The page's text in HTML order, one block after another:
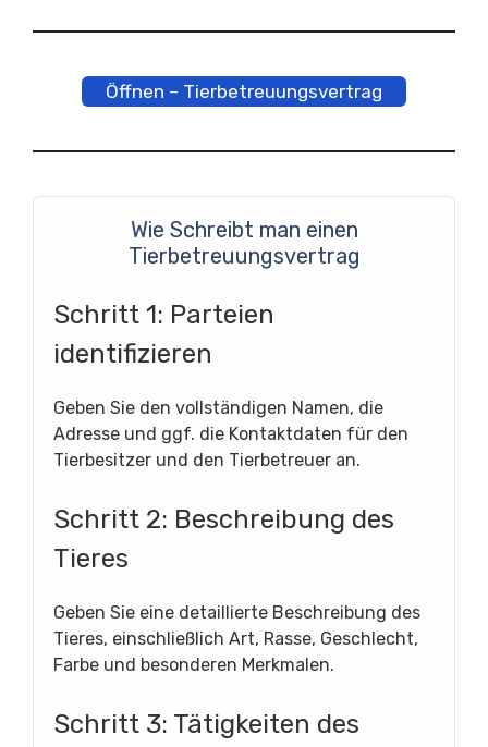
Öffnen – Tierbetreuungsvertrag
Wie Schreibt man einen
Tierbetreuungsvertrag
Schritt 1: Parteien
identifizieren
Geben Sie den vollständigen Namen, die
Adresse und ggf. die Kontaktdaten für den
Tierbesitzer und den Tierbetreuer an.
Schritt 2: Beschreibung des
Tieres
Geben Sie eine detaillierte Beschreibung des
Tieres, einschließlich Art, Rasse, Geschlecht,
Farbe und besonderen Merkmalen.
Schritt 3: Tätigkeiten des